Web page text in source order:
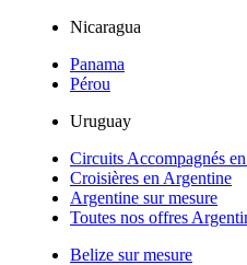
Nicaragua
Panama
Pérou
Uruguay
Circuits Accompagnés
Croisières en Argentine
Argentine sur mesure
Toutes nos offres
Belize sur mesure